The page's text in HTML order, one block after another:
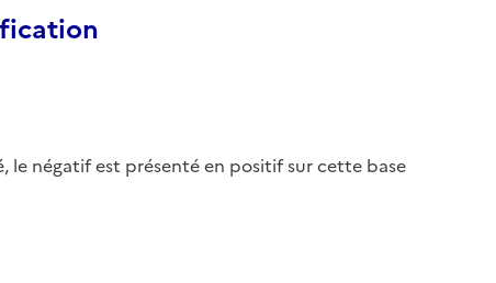
le négatif est présenté en positif sur cette base